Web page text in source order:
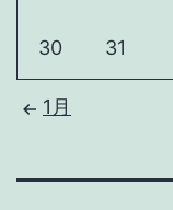
30 31
1月